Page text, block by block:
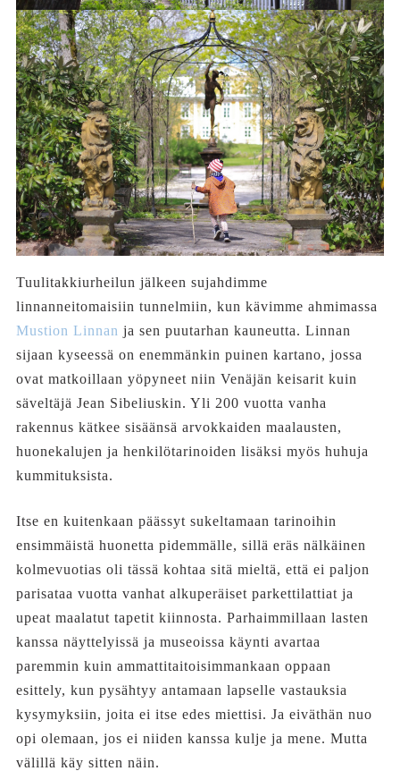
Tuulitakkiurheilun jälkeen sujahdimme
linnanneitomaisiin tunnelmiin, kun kävimme ahmimassa
Mustion Linnan ja sen puutarhan kauneutta. Linnan
sijaan kyseessä on enemmänkin puinen kartano, jossa
ovat matkoillaan yöpyneet niin Venäjän keisarit kuin
säveltäjä Jean Sibeliuskin. Yli 200 vuotta vanha
rakennus kätkee sisäänsä arvokkaiden maalausten,
huonekalujen ja henkilötarinoiden lisäksi myös huhuja
kummituksista.
Itse en kuitenkaan päässyt sukeltamaan tarinoihin
ensimmäistä huonetta pidemmälle, sillä eräs nälkäinen
kolmevuotias oli tässä kohtaa sitä mieltä, että ei paljon
parisataa vuotta vanhat alkuperäiset parkettilattiat ja
upeat maalatut tapetit kiinnosta. Parhaimmillaan lasten
kanssa näyttelyissä ja museoissa käynti avartaa
paremmin kuin ammattitaitoisimmankaan oppaan
esittely, kun pysähtyy antamaan lapselle vastauksia
kysymyksiin, joita ei itse edes miettisi. Ja eiväthän nuo
opi olemaan, jos ei niiden kanssa kulje ja mene. Mutta
välillä käy sitten näin.